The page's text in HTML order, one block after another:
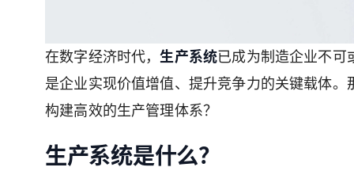
在数字经济时代，生产系统已成为制造企业不可
是企业实现价值增值、提升竞争力的关键载体
构建高效的生产管理体系？
生产系统是什么？